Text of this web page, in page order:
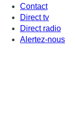
Contact
Direct tv
Direct radio
Alertez-nous